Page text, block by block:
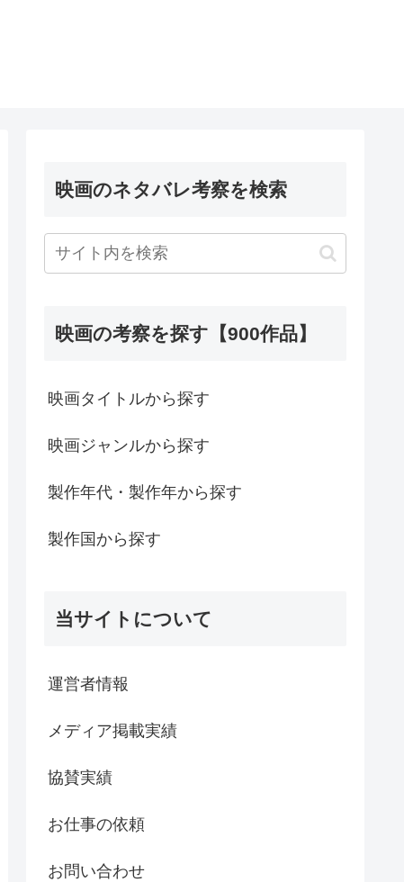
映画のネタバレ考察を検索
映画の考察を探す【900作品】
映画タイトルから探す
映画ジャンルから探す
製作年代・製作年から探す
製作国から探す
当サイトについて
運営者情報
メディア掲載実績
協賛実績
お仕事の依頼
お問い合わせ